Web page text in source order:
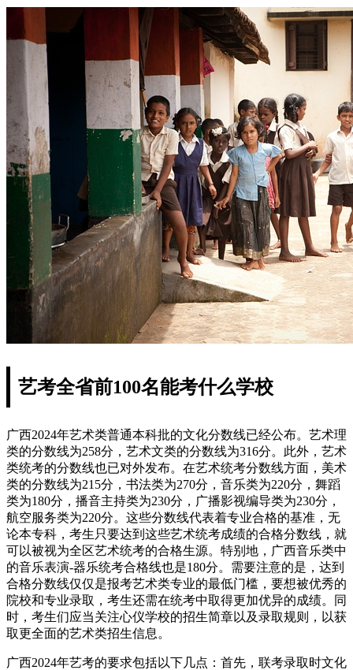
艺考全省前100名能考什么学校
广西2024年艺术类普通本科批的文化分数线已经公布。艺术理
类的分数线为258分，艺术文类的分数线为316分。此外，艺术
类统考的分数线也已对外发布。在艺术统考分数线方面，美术
类的分数线为215分，书法类为270分，音乐类为220分，舞蹈
类为180分，播音主持类为230分，广播影视编导类为230分，
航空服务类为220分。这些分数线代表着专业合格的基准，无
论本专科，考生只要达到这些艺术统考成绩的合格分数线，就
可以被视为全区艺术统考的合格生源。特别地，广西音乐类中
的音乐表演-器乐统考合格线也是180分。需要注意的是，达到
合格分数线仅仅是报考艺术类专业的最低门槛，要想被优秀的
院校和专业录取，考生还需在统考中取得更加优异的成绩。同
时，考生们应当关注心仪学校的招生简章以及录取规则，以获
取更全面的艺术类招生信息。
广西2024年艺考的要求包括以下几点：首先，联考录取时文化